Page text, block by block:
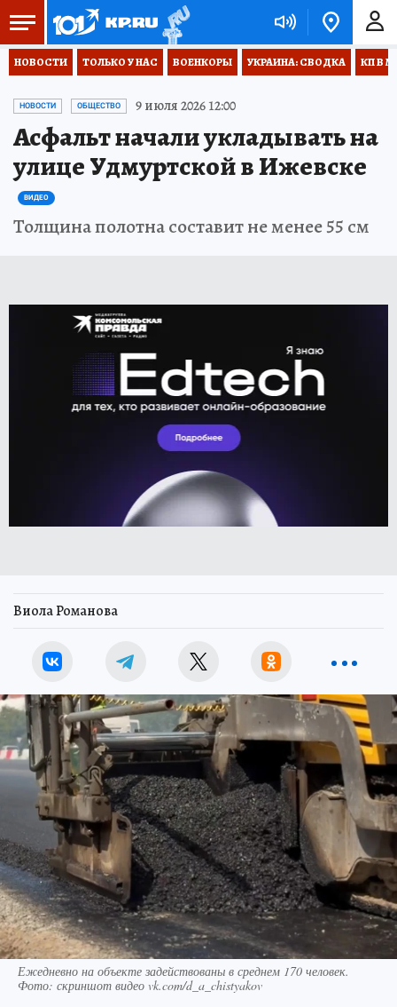
НОВОСТИ ТОЛЬКО У НАС ВОЕНКОРЫ УКРАИНА: СВОДКА КП В
НОВОСТИ ОБЩЕСТВО 9 июля 2026 12:00
Асфальт начали укладывать на
улице Удмуртской в Ижевске
ВИДЕО
Толщина полотна составит не менее 55 см
Виола Романова
Ежедневно на объекте задействованы в среднем 170 человек.
Фото: скриншот видео vk.com/d_a_chistyakov